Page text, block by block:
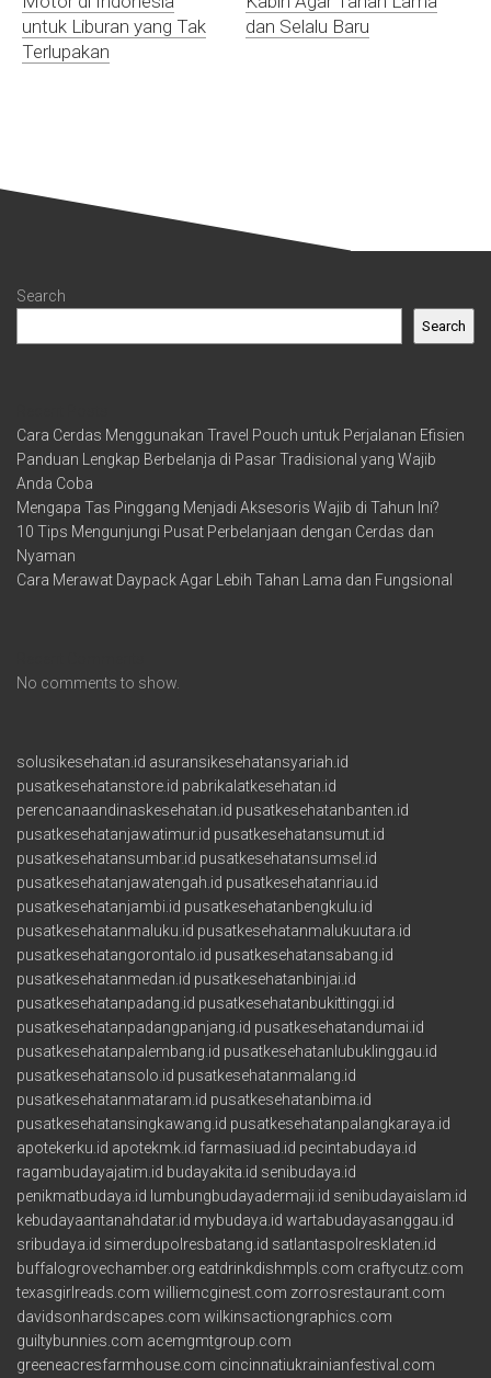
untuk Liburan yang Tak
Terlupakan
dan Selalu Baru
Search
Search
Cara Cerdas Menggunakan Travel Pouch untuk Perjalanan Efisien
Panduan Lengkap Berbelanja di Pasar Tradisional yang Wajib
Anda Coba
Mengapa Tas Pinggang Menjadi Aksesoris Wajib di Tahun Ini?
10 Tips Mengunjungi Pusat Perbelanjaan dengan Cerdas dan
Nyaman
Cara Merawat Daypack Agar Lebih Tahan Lama dan Fungsional
No comments to show.
solusikesehatan.id asuransikesehatansyariah.id
pusatkesehatanstore.id pabrikalatkesehatan.id
perencanaandinaskesehatan.id pusatkesehatanbanten.id
pusatkesehatanjawatimur.id pusatkesehatansumut.id
pusatkesehatansumbar.id pusatkesehatansumsel.id
pusatkesehatanjawatengah.id pusatkesehatanriau.id
pusatkesehatanjambi.id pusatkesehatanbengkulu.id
pusatkesehatanmaluku.id pusatkesehatanmalukuutara.id
pusatkesehatangorontalo.id pusatkesehatansabang.id
pusatkesehatanmedan.id pusatkesehatanbinjai.id
pusatkesehatanpadang.id pusatkesehatanbukittinggi.id
pusatkesehatanpadangpanjang.id pusatkesehatandumai.id
pusatkesehatanpalembang.id pusatkesehatanlubuklinggau.id
pusatkesehatansolo.id pusatkesehatanmalang.id
pusatkesehatanmataram.id pusatkesehatanbima.id
pusatkesehatansingkawang.id pusatkesehatanpalangkaraya.id
apotekerku.id apotekmk.id farmasiuad.id pecintabudaya.id
ragambudayajatim.id budayakita.id senibudaya.id
penikmatbudaya.id lumbungbudayadermaji.id senibudayaislam.id
kebudayaantanahdatar.id mybudaya.id wartabudayasanggau.id
sribudaya.id simerdupolresbatang.id satlantaspolresklaten.id
buffalogrovechamber.org eatdrinkdishmpls.com craftycutz.com
texasgirlreads.com williemcginest.com zorrosrestaurant.com
davidsonhardscapes.com wilkinsactiongraphics.com
guiltybunnies.com acemgmtgroup.com
greeneacresfarmhouse.com cincinnatiukrainianfestival.com